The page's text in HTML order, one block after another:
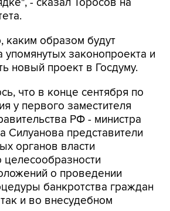
каким образом будут
законопроекта и
новый проект в Госдуму.
что в конце сентября по
у первого заместителя
РФ - министра
Силуанова представители
органов власти
о проведении
банкротства граждан
и во внесудебном